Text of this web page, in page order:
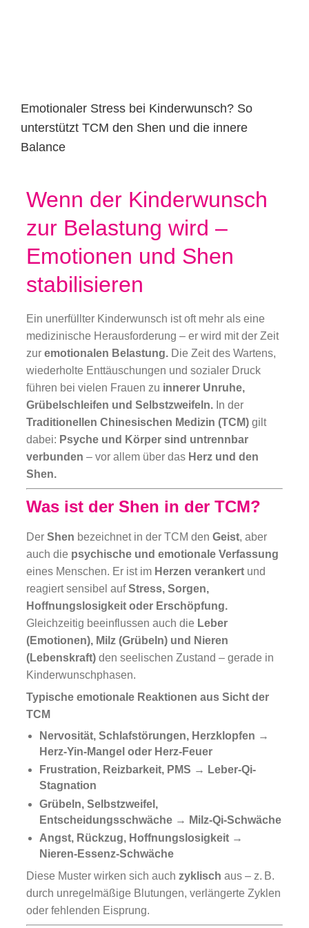
Emotionaler Stress bei Kinderwunsch? So
unterstützt TCM den Shen und die innere
Balance
Wenn der Kinderwunsch
zur Belastung wird –
Emotionen und Shen
stabilisieren
Ein unerfüllter Kinderwunsch ist oft mehr als eine
medizinische Herausforderung – er wird mit der Zeit
zur emotionalen Belastung.Die Zeit des Wartens,
wiederholte Enttäuschungen und sozialer Druck
führen bei vielen Frauen zu innerer Unruhe,
Grübelschleifen und Selbstzweifeln.In der
Traditionellen Chinesischen Medizin (TCM)gilt
dabei: Psyche und Körper sind untrennbar
verbunden – vor allem über das Herz und den
Shen.
Was ist der Shen in der TCM?
Der Shen bezeichnet in der TCM den Geist, aber
auch die psychische und emotionale Verfassung
eines Menschen. Er ist im Herzen verankertund
reagiert sensibel aufStress, Sorgen,
Hoffnungslosigkeit oder Erschöpfung.
Gleichzeitig beeinflussen auch die Leber
(Emotionen), Milz (Grübeln) und Nieren
(Lebenskraft)den seelischen Zustand – gerade in
Kinderwunschphasen.
Typische emotionale Reaktionen aus Sicht der
TCM
Nervosität, Schlafstörungen, Herzklopfen →
Herz-Yin-Mangel oder Herz-Feuer
Frustration, Reizbarkeit, PMS → Leber-Qi-
Stagnation
Grübeln, Selbstzweifel,
Entscheidungsschwäche→ Milz-Qi-Schwäche
Angst, Rückzug, Hoffnungslosigkeit→
Nieren-Essenz-Schwäche
Diese Muster wirken sich auch zyklisch aus – z. B.
durch unregelmäßige Blutungen, verlängerte Zyklen
oder fehlenden Eisprung.